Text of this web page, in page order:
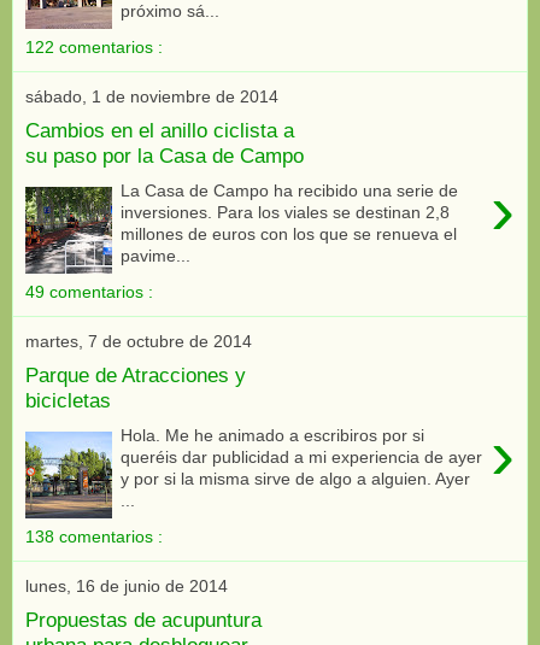
próximo sá...
122 comentarios :
sábado, 1 de noviembre de 2014
Cambios en el anillo ciclista a
su paso por la Casa de Campo
›
La Casa de Campo ha recibido una serie de
inversiones. Para los viales se destinan 2,8
millones de euros con los que se renueva el
pavime...
49 comentarios :
martes, 7 de octubre de 2014
Parque de Atracciones y
bicicletas
›
Hola. Me he animado a escribiros por si
queréis dar publicidad a mi experiencia de ayer
y por si la misma sirve de algo a alguien. Ayer
138 comentarios :
lunes, 16 de junio de 2014
Propuestas de acupuntura